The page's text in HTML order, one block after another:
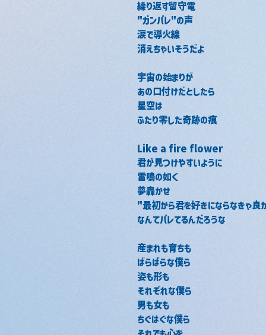
繰り返す留守電
"ガンバレ"の声
涙で導火線
消えちゃいそうだよ
宇宙の始まりが
あの口付けだとしたら
星空は
ふたり零した奇跡の痕
Like a fire flower
君が見つけやすいように
雷鳴の如く
夢轟かせ
"最初から君を好きにならなきゃ良
なんてバレてるんだろうな
産まれも育ちも
ばらばらな僕ら
姿も形も
それぞれな僕ら
男も女も
ちぐはぐな僕ら